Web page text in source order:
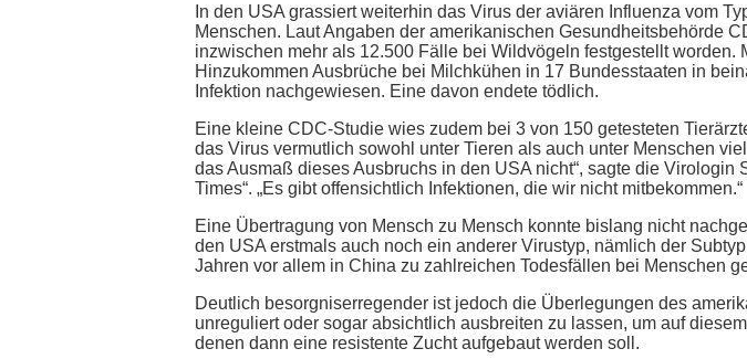
In den USA grassiert weiterhin das Virus der aviären Influenza vom
Menschen. Laut Angaben der amerikanischen Gesundheitsbehörde
inzwischen mehr als 12.500 Fälle bei Wildvögeln festgestellt
Hinzukommen Ausbrüche bei Milchkühen in 17 Bundesstaaten in
Infektion nachgewiesen. Eine davon endete tödlich.
Eine kleine CDC-Studie wies zudem bei 3 von 150 getesteten
das Virus vermutlich sowohl unter Tieren als auch unter Menschen
das Ausmaß dieses Ausbruchs in den USA nicht“, sagte die
Times“. „Es gibt offensichtlich Infektionen, die wir nicht mitbekommen.“
Eine Übertragung von Mensch zu Mensch konnte bislang nicht
den USA erstmals auch noch ein anderer Virustyp, nämlich der
Jahren vor allem in China zu zahlreichen Todesfällen bei Menschen
Deutlich besorgniserregender ist jedoch die Überlegungen des
unreguliert oder sogar absichtlich ausbreiten zu lassen, um auf
denen dann eine resistente Zucht aufgebaut werden soll.